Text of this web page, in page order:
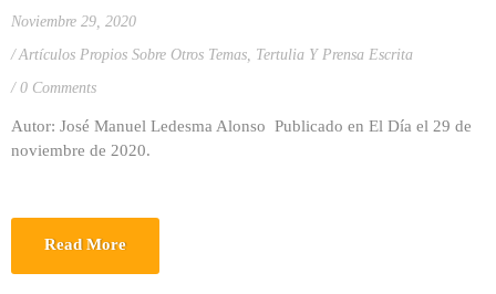
Noviembre 29, 2020
Artículos Propios Sobre Otros Temas, Tertulia Y Prensa Escrita
0 Comments
Autor: José Manuel Ledesma Alonso Publicado en El Día el 29 de
noviembre de 2020.
Read More